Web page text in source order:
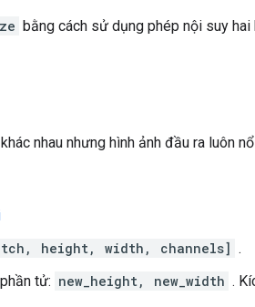
bằng cách sử dụng phép nội suy hai
nhau nhưng hình ảnh đầu ra luôn
height, width, channels] .
tử: new_height, new_width .